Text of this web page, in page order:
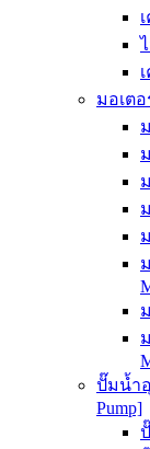
มอเตอ
ปั๊มน้ำ
Pump]